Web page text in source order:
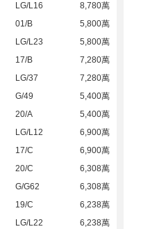
LG/L16
8,780萬
01/B
5,800萬
LG/L23
5,800萬
17/B
7,280萬
LG/37
7,280萬
G/49
5,400萬
20/A
5,400萬
LG/L12
6,900萬
17/C
6,900萬
20/C
6,308萬
G/G62
6,308萬
19/C
6,238萬
LG/L22
6,238萬